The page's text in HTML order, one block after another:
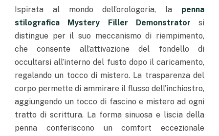
Ispirata al mondo dell’orologeria, la penna
stilografica Mystery Filler Demonstrator si
distingue per il suo meccanismo di riempimento,
che consente all’attivazione del fondello di
occultarsi all’interno del fusto dopo il caricamento,
regalando un tocco di mistero. La trasparenza del
corpo permette di ammirare il flusso dell’inchiostro,
aggiungendo un tocco di fascino e mistero ad ogni
tratto di scrittura. La forma sinuosa e liscia della
penna conferiscono un comfort eccezionale